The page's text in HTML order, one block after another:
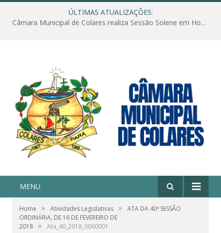
ÚLTIMAS ATUALIZAÇÕES:
Câmara Municipal de Colares realiza Sessão Solene em Homenagem ao Dia das Mães
MENU
Home » Atividades Legislativas »
ATA DA 40ª SESSÃO
ORDINÁRIA, DE 16 DE FEVEREIRO DE
2018 » Ata_40_2018_0000001